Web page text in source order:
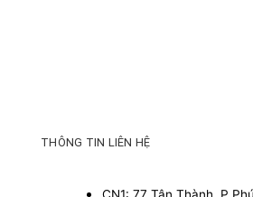
THÔNG TIN LIÊN HỆ
CN1: 77 Tân Thành, P